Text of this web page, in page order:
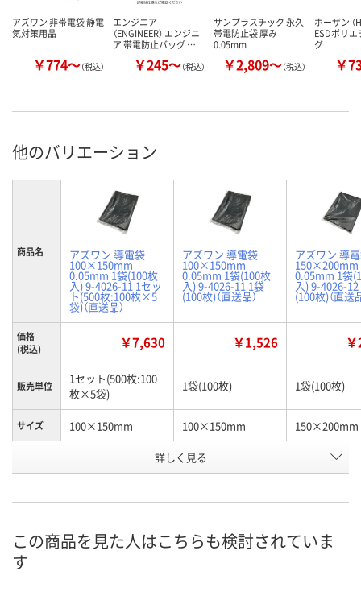
アズワン 非帯電袋 静電
気対策用品
￥774～（税込）
エンジニア
（ENGINEER） エンジニ
ア 帯電防止バッグ …
￥245～（税込）
サンプラスチック 永久
帯電防止袋 厚み
0.05mm
￥2,809～（税込）
ホーザン （
ESDポリ
グ
￥
他のバリエーション
商品名 アズワン 導電袋
100×150mm
0.05mm 1袋(100枚
入) 9-4026-11 1セッ
ト(500枚:100枚×5
袋)（直送品）
アズワン 導電袋
100×150mm
0.05mm 1袋(100枚
入) 9-4026-11 1袋
(100枚)（直送品）
アズワン 導
150×200mm
0.05mm 1袋
入) 9-4026-
(100枚)（直送
価格
(税込)
￥7,630 ￥1,526
販売単位
1セット(500枚:100
枚×5袋)
1袋(100枚) 1袋(100枚)
サイズ 100×150mm 100×150mm 150×200mm
3928327 3928336
詳しく見る
この商品を見た人はこちらも検討されていま
す